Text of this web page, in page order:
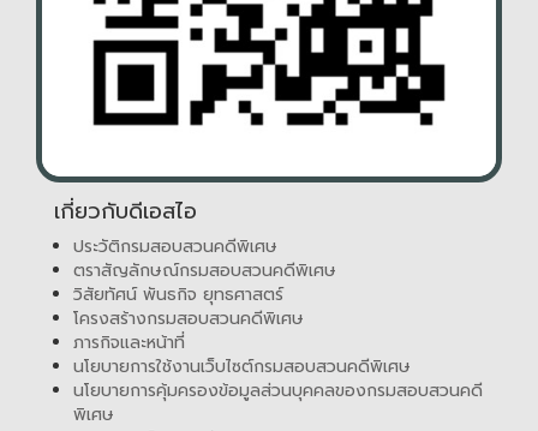
เกี่ยวกับดีเอสไอ
ประวัติกรมสอบสวนคดีพิเศษ
ตราสัญลักษณ์กรมสอบสวนคดีพิเศษ
วิสัยทัศน์ พันธกิจ ยุทธศาสตร์
โครงสร้างกรมสอบสวนคดีพิเศษ
ภารกิจและหน้าที่
นโยบายการใช้งานเว็บไซต์กรมสอบสวนคดีพิเศษ
นโยบายการคุ้มครองข้อมูลส่วนบุคคลของกรมสอบสวนคดี
พิเศษ